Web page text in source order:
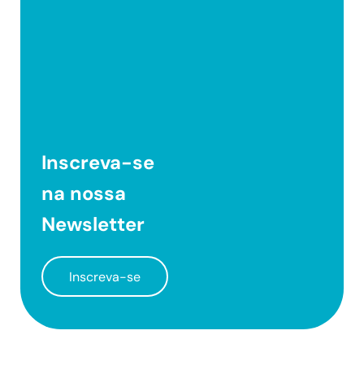
Inscreva-se
na nossa
Newsletter
Inscreva-se